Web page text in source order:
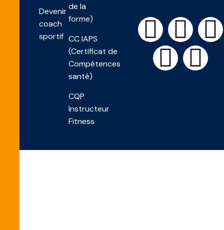
Devenir
coach
sportif
de la
forme)
CC IAPS
(Certificat de
Compétences
santé)
CQP
Instructeur
Fitness